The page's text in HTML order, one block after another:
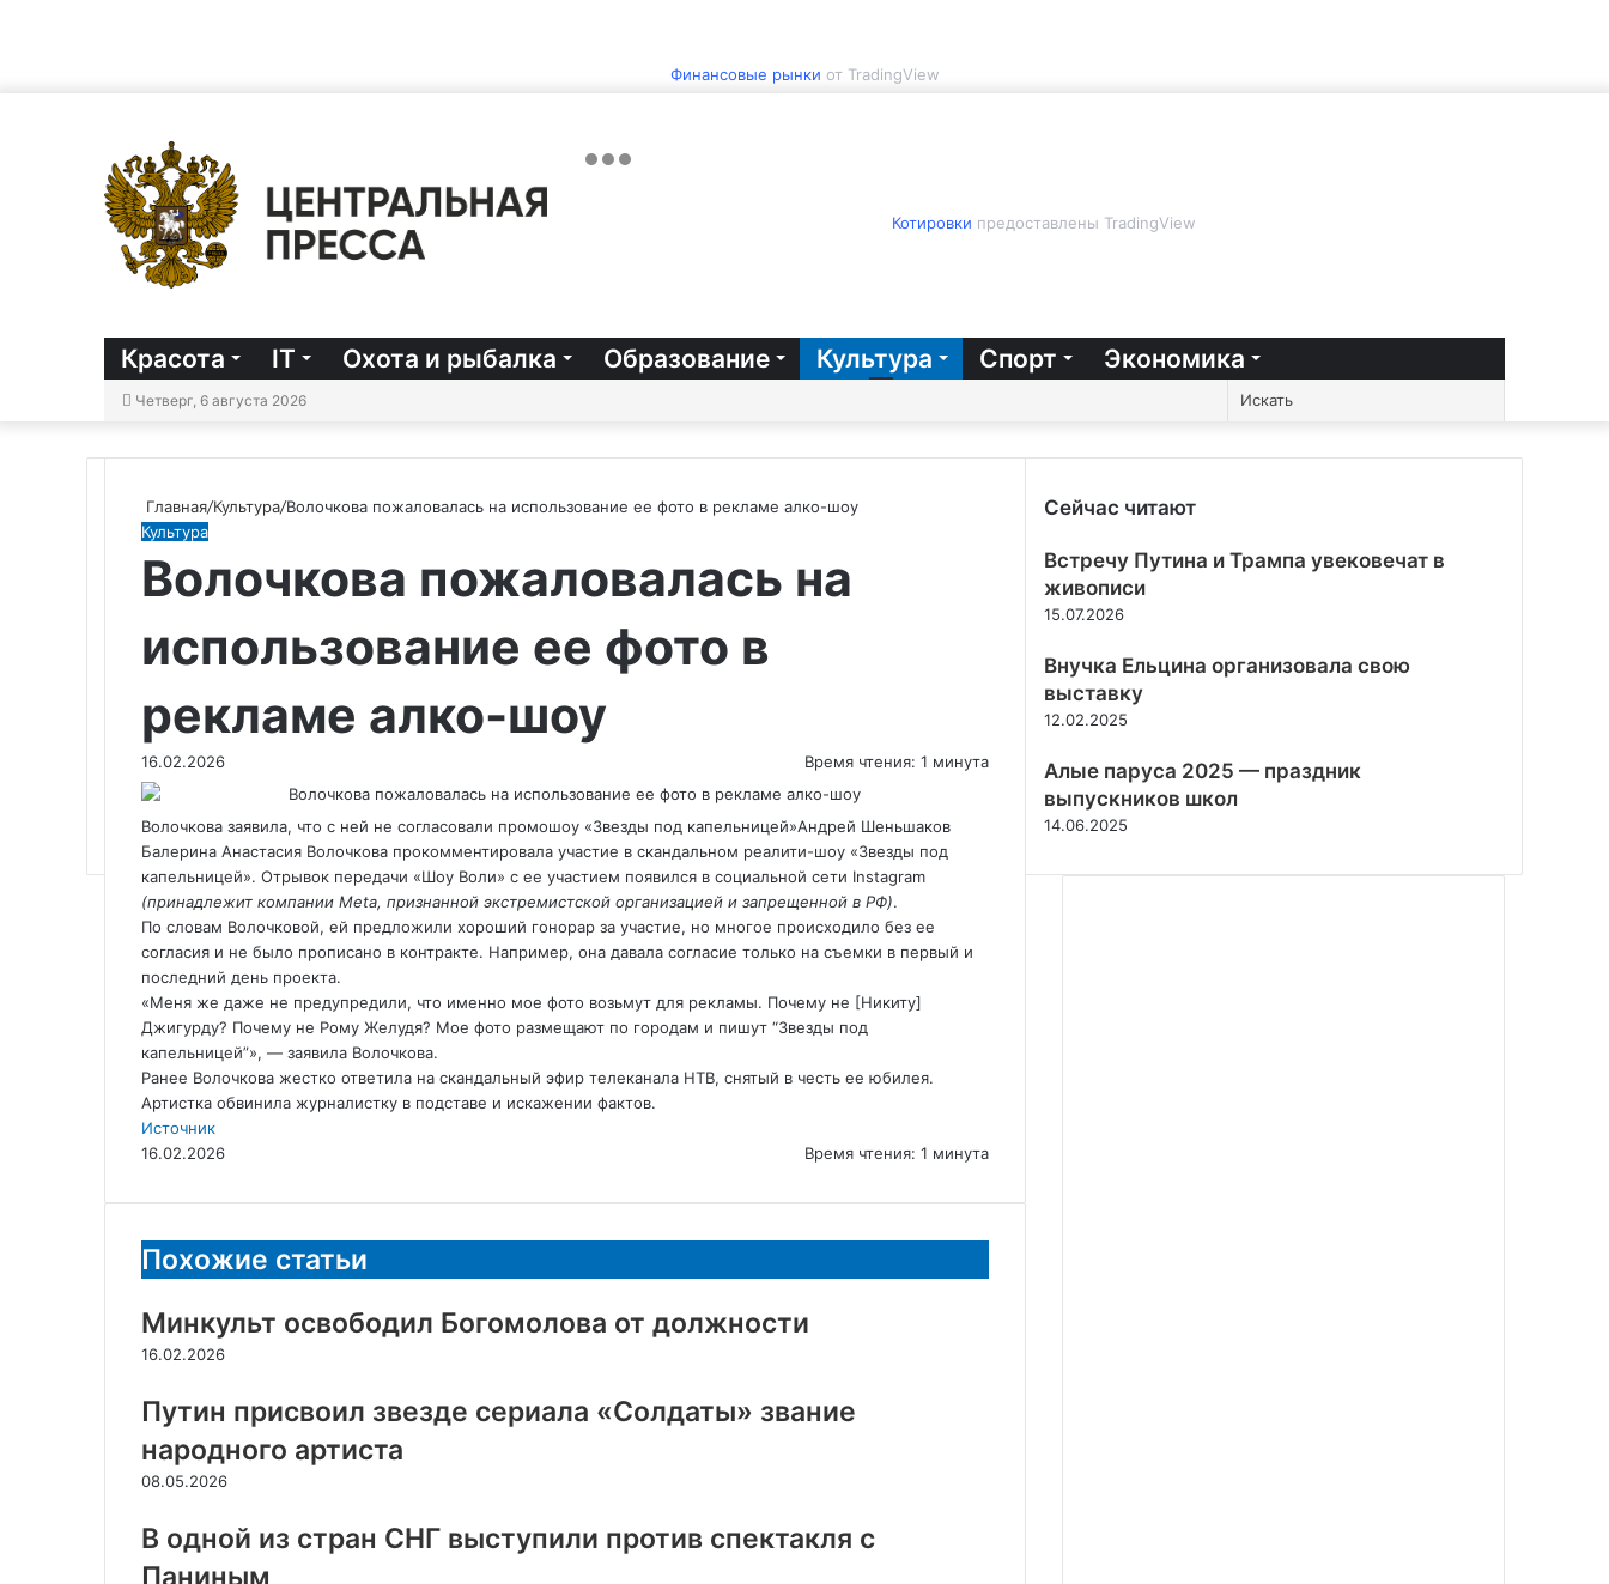
Финансовые рынки от TradingView
Котировки предоставлены TradingView
Красота IT Охота и рыбалка Образование Культура Спорт Экономика
Четверг, 6 августа 2026
Switch
Главная/Культура/Волочкова пожаловалась на использование ее фото в рекламе алко-шоу
Культура
Волочкова пожаловалась на
использование ее фото в
рекламе алко-шоу
16.02.2026 Время чтения: 1 минута
Волочкова заявила, что с ней не согласовали промошоу «Звезды под капельницей»Андрей Шеньшаков
Балерина Анастасия Волочкова прокомментировала участие в скандальном реалити-шоу «Звезды под
капельницей». Отрывок передачи «Шоу Воли» с ее участием появился в социальной сети Instagram
(принадлежит компании Meta, признанной экстремистской организацией и запрещенной в РФ).
По словам Волочковой, ей предложили хороший гонорар за участие, но многое происходило без ее
согласия и не было прописано в контракте. Например, она давала согласие только на съемки в первый и
последний день проекта.
«Меня же даже не предупредили, что именно мое фото возьмут для рекламы. Почему не [Никиту]
Джигурду? Почему не Рому Желудя? Мое фото размещают по городам и пишут “Звезды под
капельницей”», — заявила Волочкова.
Ранее Волочкова жестко ответила на скандальный эфир телеканала НТВ, снятый в честь ее юбилея.
Артистка обвинила журналистку в подставе и искажении фактов.
Источник
16.02.2026
Время чтения: 1 минута
Похожие статьи
Минкульт освободил Богомолова от должности
16.02.2026
Путин присвоил звезде сериала «Солдаты» звание
народного артиста
08.05.2026
В одной из стран СНГ выступили против спектакля с
Паниным
Сейчас читают
Встречу Путина и Трампа увековечат в
живописи
15.07.2026
Внучка Ельцина организовала свою
выставку
12.02.2025
Алые паруса 2025 — праздник
выпускников школ
14.06.2025